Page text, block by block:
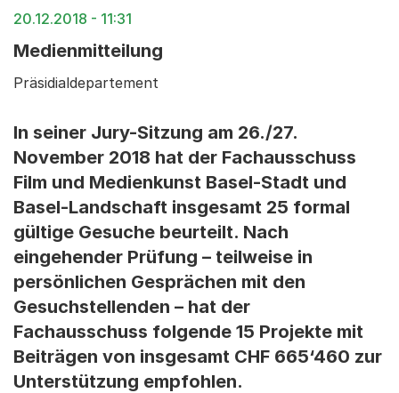
20.12.2018 - 11:31
Medienmitteilung
Präsidialdepartement
In seiner Jury-Sitzung am 26./27.
November 2018 hat der Fachausschuss
Film und Medienkunst Basel-Stadt und
Basel-Landschaft insgesamt 25 formal
gültige Gesuche beurteilt. Nach
eingehender Prüfung – teilweise in
persönlichen Gesprächen mit den
Gesuchstellenden – hat der
Fachausschuss folgende 15 Projekte mit
Beiträgen von insgesamt CHF 665‘460 zur
Unterstützung empfohlen.